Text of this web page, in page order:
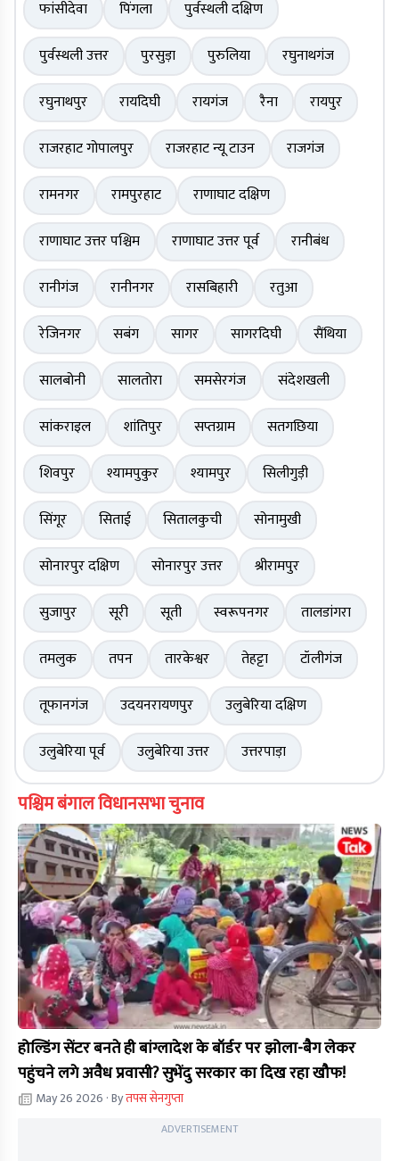
फांसीदेवा पिंगला
पुर्वस्थली दक्षिण
पुर्वस्थली उत्तर
पुरसुड़ा पुरुलिया
रघुनाथगंज
रघुनाथपुर
रायदिघी रायगंज रैना
रायपुर
राजरहाट गोपालपुर
राजरहाट न्यू टाउन
राजगंज
रामनगर
रामपुरहाट
राणाघाट दक्षिण
राणाघाट उत्तर पश्चिम
राणाघाट उत्तर पूर्व
रानीबंध
रानीगंज
रानीनगर रासबिहारी
रतुआ
रेजिनगर
सबंग सागर सागरदिघी
सैंथिया
सालबोनी
सालतोरा समसेरगंज
संदेशखली
सांकराइल
शांतिपुर सप्तग्राम
सतगछिया
शिवपुर
श्यामपुकुर श्यामपुर
सिलीगुड़ी
सिंगूर
सिताई सितालकुची
सोनामुखी
सोनारपुर दक्षिण
सोनारपुर उत्तर
श्रीरामपुर
सुजापुर
सूरी सूती स्वरूपनगर
तालडांगरा
तमलुक
तपन तारकेश्वर तेहट्टा
टॉलीगंज
तूफानगंज
उदयनरायणपुर
उलुबेरिया दक्षिण
उलुबेरिया पूर्व
उलुबेरिया उत्तर उत्तरपाड़ा
पश्चिम बंगाल विधानसभा चुनाव
होल्डिंग सेंटर बनते ही बांग्लादेश के बॉर्डर पर झोला-बैग लेकर
पहुंचने लगे अवैध प्रवासी? सुभेंदु सरकार का दिख रहा खौफ!
May 26 2026 · Byतपस सेनगुप्ता
ADVERTISEMENT